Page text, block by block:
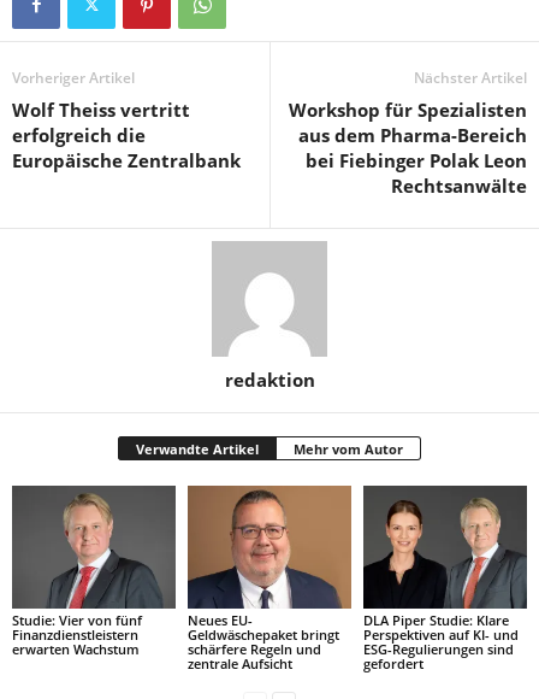
Vorheriger Artikel
Wolf Theiss vertritt
erfolgreich die
Europäische Zentralbank
Nächster Artikel
Workshop für Spezialisten
aus dem Pharma-Bereich
bei Fiebinger Polak Leon
Rechtsanwälte
redaktion
Verwandte Artikel Mehr vom Autor
Studie: Vier von fünf
Finanzdienstleistern
erwarten Wachstum
Neues EU-
Geldwäschepaket bringt
schärfere Regeln und
zentrale Aufsicht
DLA Piper Studie: Klare
Perspektiven auf KI- und
ESG-Regulierungen sind
gefordert